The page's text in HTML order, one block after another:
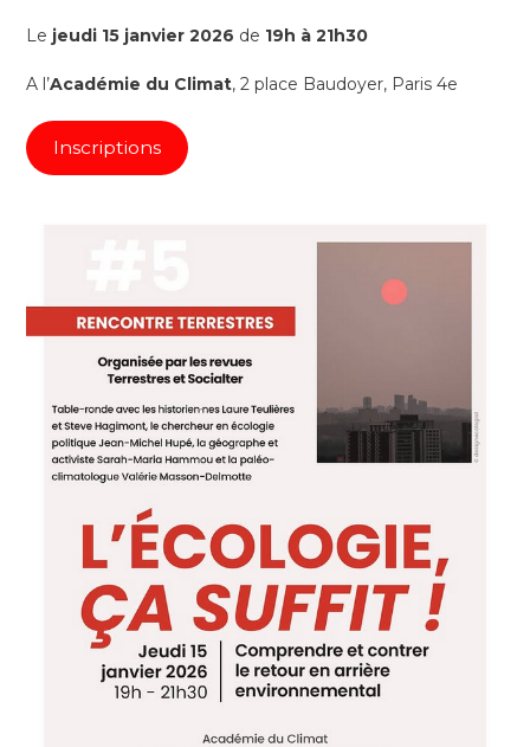
Le jeudi 15 janvier 2026 de 19h à 21h30
A l’Académie du Climat, 2 place Baudoyer, Paris 4e
Inscriptions